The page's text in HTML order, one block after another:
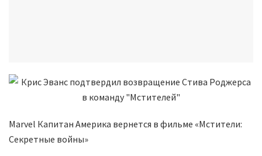
Marvel Капитан Америка вернется в фильме «Мстители:
Секретные войны»